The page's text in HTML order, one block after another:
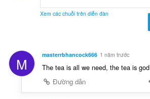
Xem các chuỗi trên diễn đàn
M masterrbhancock666 1 năm trước
The tea is all we need, the tea is god
Đường dẫn